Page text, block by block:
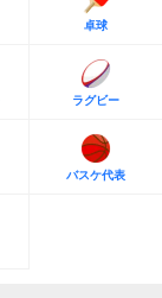
卓球
ラグビー
バスケ代表